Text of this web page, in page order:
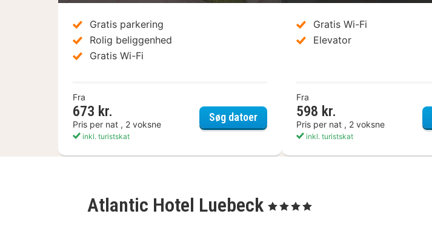
Gratis parkering
Rolig beliggenhed
Gratis Wi-Fi
Fra
673 kr.
Pris per nat , 2 voksne
inkl. turistskat
Søg datoerTRYP by Wyndham Lübeck Aquamarin
Gratis Wi-Fi
Elevator
Fra
598 kr.
Pris per nat , 2 voksne
inkl. turistskat
Atlantic Hotel Luebeck , 4 Stjerner